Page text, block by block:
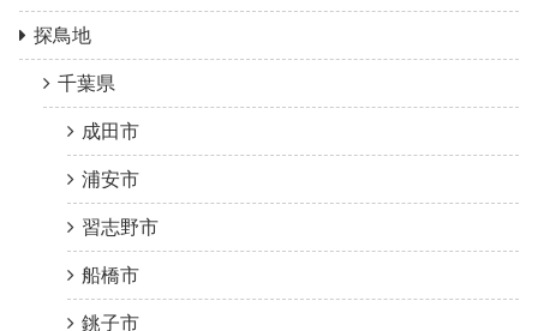
探鳥地
千葉県
成田市
浦安市
習志野市
船橋市
銚子市